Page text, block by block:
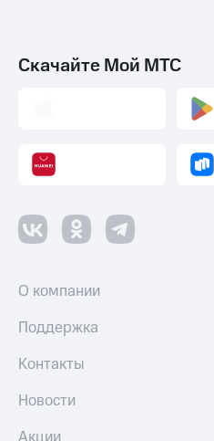
Скачайте Мой МТС
О компании
Поддержка
Контакты
Новости